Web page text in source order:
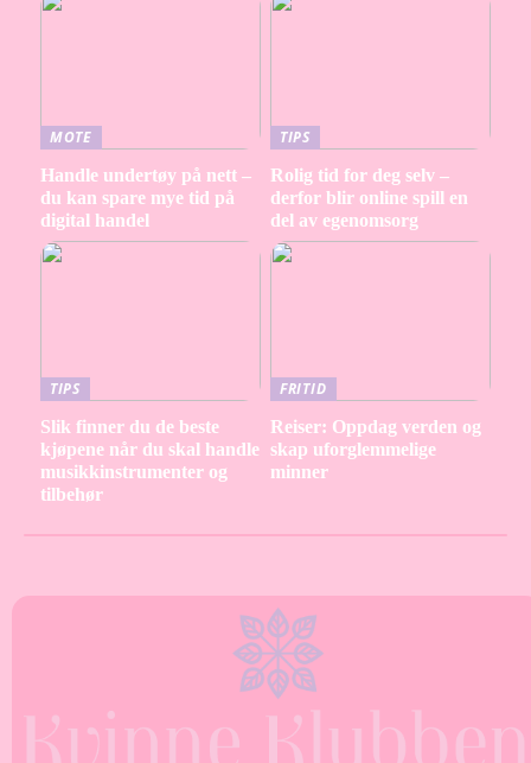
MOTE
Handle undertøy på nett –
du kan spare mye tid på
digital handel
TIPS
Rolig tid for deg selv –
derfor blir online spill en
del av egenomsorg
TIPS
Slik finner du de beste
kjøpene når du skal handle
musikkinstrumenter og
tilbehør
FRITID
Reiser: Oppdag verden og
skap uforglemmelige
minner